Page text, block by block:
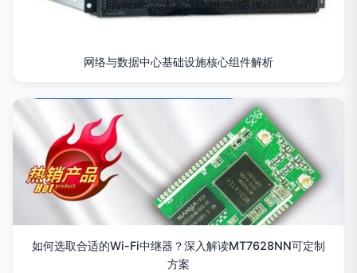
网络与数据中心基础设施核心组件解析
如何选取合适的Wi-Fi中继器？深入解读MT7628NN可定制
方案